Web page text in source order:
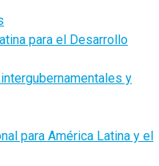
para el Desarrollo
y
para América Latina y el